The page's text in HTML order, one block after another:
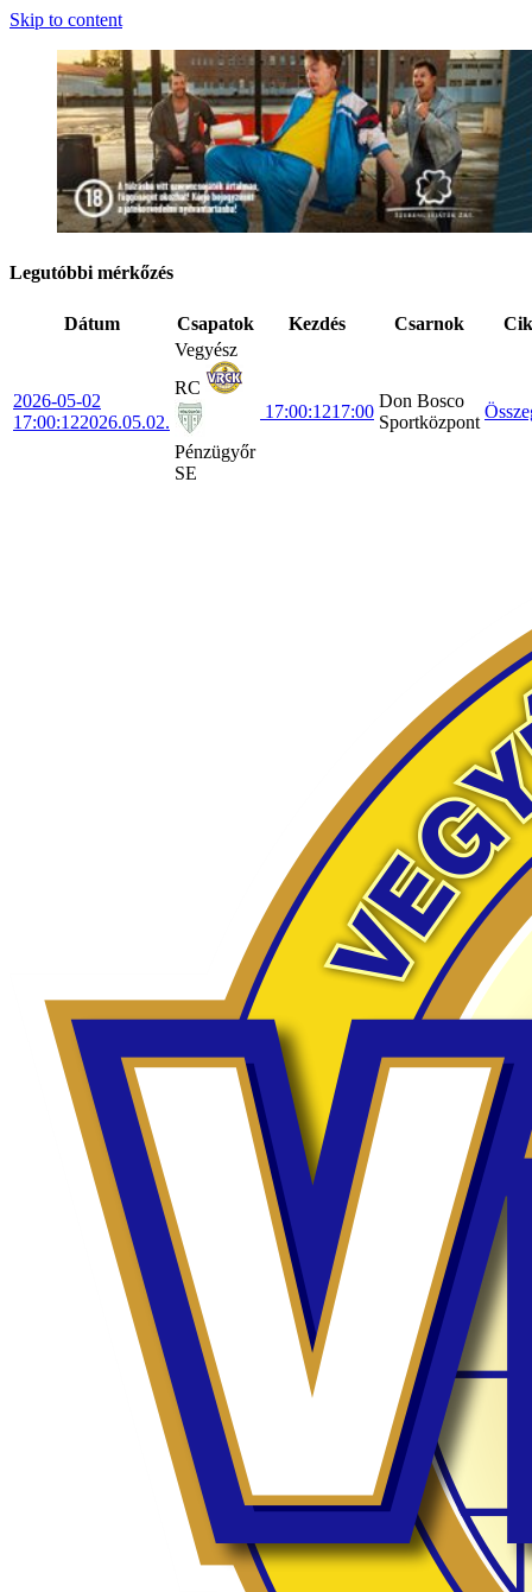
Skip to content
Legutóbbi mérkőzés
Dátum Csapatok Kezdés Csarnok
2026-05-02
17:00:122026.05.02.
Vegyész
RC
Pénzügyőr
SE
17:00:1217:00
Don Bosco
Sportközpont